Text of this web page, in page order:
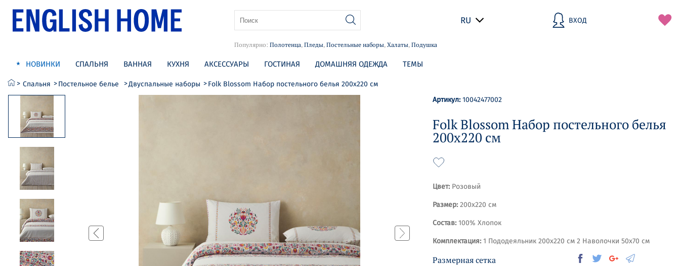
RU ВХОД
Популярно: Полотенца, Пледы, Постельные наборы, Халаты, Подушка
НОВИНКИ СПАЛЬНЯ ВАННАЯ КУХНЯ АКСЕССУАРЫ ГОСТИНАЯ ДОМАШНЯЯ ОДЕЖДА ТЕМЫ
Спальня Постельное белье Двуспальные наборы
Folk Blossom Набор постельного белья 200х220 см
Артикул:10042477002
Folk Blossom Набор постельного белья
200х220 см
Цвет: Розовый
Размер: 200х220 см
Состав: 100% Хлопок
Комплектация: 1 Пододеяльник 200х220 см 2 Наволочки 50х70 см
Размерная сетка